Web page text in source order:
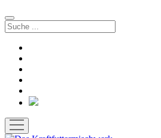
Suchen
Bluesky
Menü
öffnen